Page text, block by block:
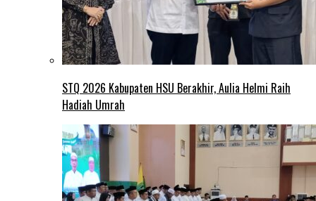
STQ 2026 Kabupaten HSU Berakhir, Aulia Helmi Raih
Hadiah Umrah